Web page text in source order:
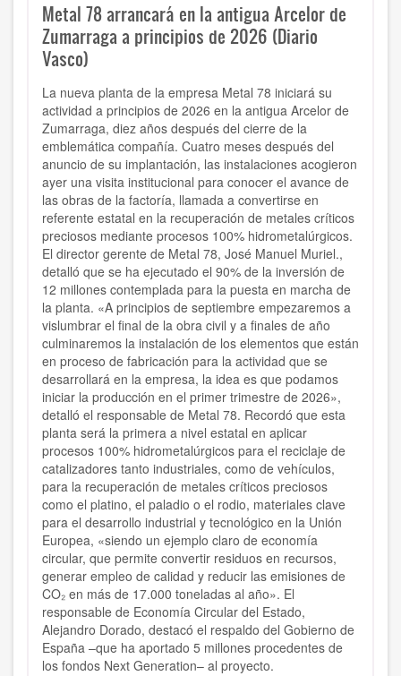
Metal 78 arrancará en la antigua Arcelor de
Zumarraga a principios de 2026 (Diario
Vasco)
La nueva planta de la empresa Metal 78 iniciará su
actividad a principios de 2026 en la antigua Arcelor de
Zumarraga, diez años después del cierre de la
emblemática compañía. Cuatro meses después del
anuncio de su implantación, las instalaciones acogieron
ayer una visita institucional para conocer el avance de
las obras de la factoría, llamada a convertirse en
referente estatal en la recuperación de metales críticos
preciosos mediante procesos 100% hidrometalúrgicos.
El director gerente de Metal 78, José Manuel Muriel.,
detalló que se ha ejecutado el 90% de la inversión de
12 millones contemplada para la puesta en marcha de
la planta. «A principios de septiembre empezaremos a
vislumbrar el final de la obra civil y a finales de año
culminaremos la instalación de los elementos que están
en proceso de fabricación para la actividad que se
desarrollará en la empresa, la idea es que podamos
iniciar la producción en el primer trimestre de 2026»,
detalló el responsable de Metal 78. Recordó que esta
planta será la primera a nivel estatal en aplicar
procesos 100% hidrometalúrgicos para el reciclaje de
catalizadores tanto industriales, como de vehículos,
para la recuperación de metales críticos preciosos
como el platino, el paladio o el rodio, materiales clave
para el desarrollo industrial y tecnológico en la Unión
Europea, «siendo un ejemplo claro de economía
circular, que permite convertir residuos en recursos,
generar empleo de calidad y reducir las emisiones de
CO₂ en más de 17.000 toneladas al año». El
responsable de Economía Circular del Estado,
Alejandro Dorado, destacó el respaldo del Gobierno de
España –que ha aportado 5 millones procedentes de
los fondos Next Generation– al proyecto.